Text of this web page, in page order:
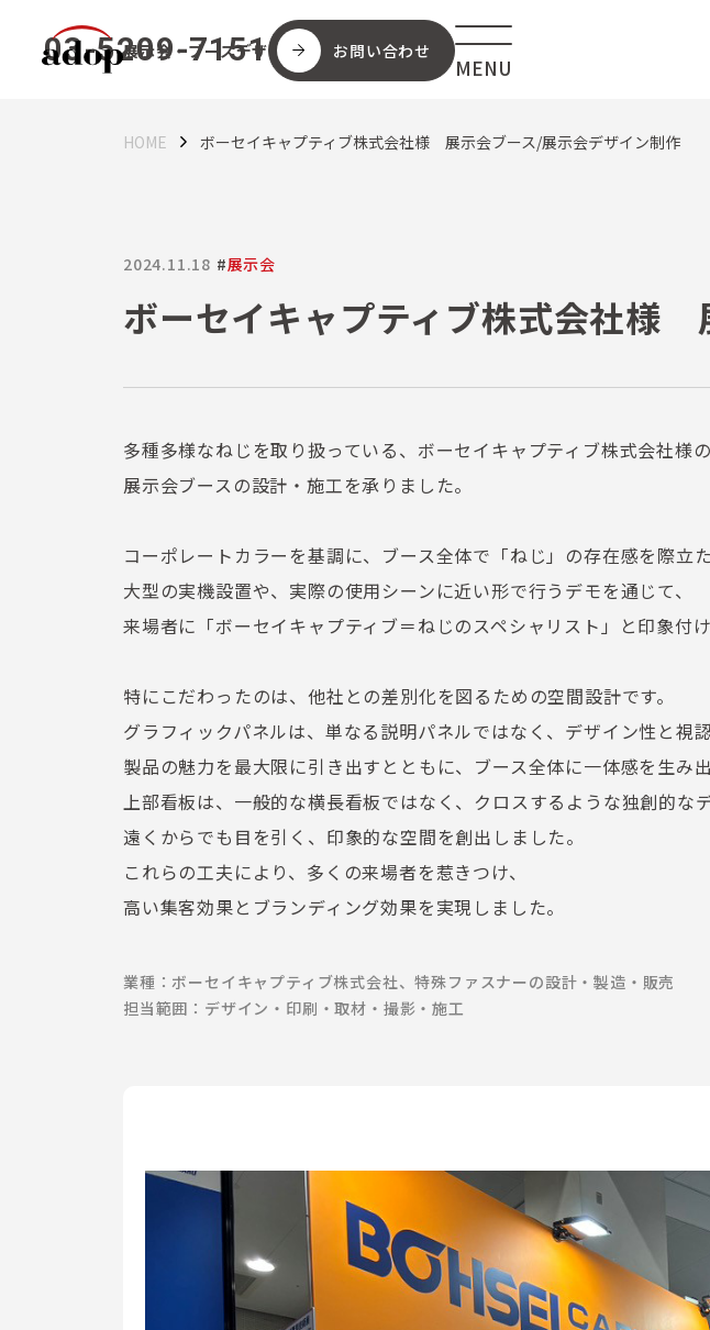
展示会・ブースデザイン
03-5209-7151 お問い合わせ
HOME ボーセイキャプティブ株式会社様 展示会ブース/展示会デザイン制作
2024.11.18 #展示会
ボーセイキャプティブ株式会社様
多種多様なねじを取り扱っている、ボーセイキャプティブ株式会社様の
展示会ブースの設計・施工を承りました。
コーポレートカラーを基調に、ブース全体で「ねじ」の存在感を際立
大型の実機設置や、実際の使用シーンに近い形で行うデモを通じて、
来場者に「ボーセイキャプティブ＝ねじのスペシャリスト」と印象付
特にこだわったのは、他社との差別化を図るための空間設計です。
グラフィックパネルは、単なる説明パネルではなく、デザイン性と視認
製品の魅力を最大限に引き出すとともに、ブース全体に一体感を生み出
上部看板は、一般的な横長看板ではなく、クロスするような独創的な
遠くからでも目を引く、印象的な空間を創出しました。
これらの工夫により、多くの来場者を惹きつけ、
高い集客効果とブランディング効果を実現しました。
業種：ボーセイキャプティブ株式会社、特殊ファスナーの設計・製造・販売
担当範囲： デザイン・印刷・取材・撮影・施工